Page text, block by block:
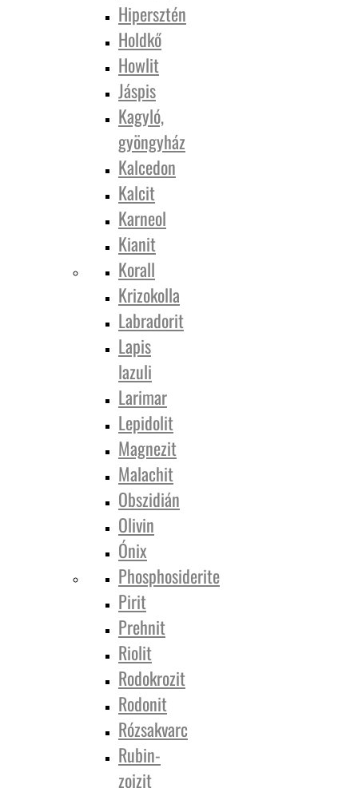
Hipersztén
Holdkő
Howlit
Jáspis
Kagyló,
gyöngyház
Kalcedon
Kalcit
Karneol
Kianit
Korall
Krizokolla
Labradorit
Lapis
lazuli
Larimar
Lepidolit
Magnezit
Malachit
Obszidián
Olivin
Ónix
Phosphosiderite
Pirit
Prehnit
Riolit
Rodokrozit
Rodonit
Rózsakvarc
Rubin-
zoizit